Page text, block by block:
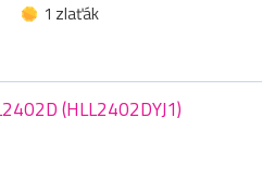
1 zlaťák
(HLL2402DYJ1)